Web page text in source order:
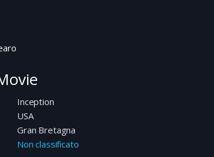
Inception
USA
Gran Bretagna
Non classificato